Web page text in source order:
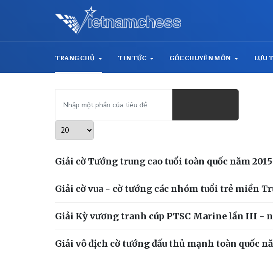
TRANG CHỦ TIN TỨC GÓC CHUYÊN MÔN LƯU
Hiển thị #
Giải cờ Tướng trung cao tuổi toàn quốc năm 2015
Giải cờ vua - cờ tướng các nhóm tuổi trẻ miền
Giải Kỳ vương tranh cúp PTSC Marine lần III -
Giải vô địch cờ tướng đấu thủ mạnh toàn quốc